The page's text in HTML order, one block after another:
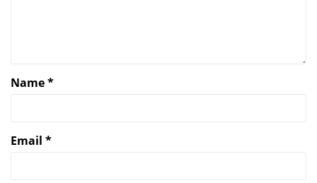
Name*
Email *